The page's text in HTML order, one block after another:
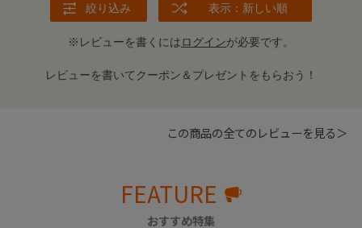
絞り込み 表示：新しい順
※レビューを書くにはログインが必要です。
レビューを書いてクーポン＆プレゼントをもらおう！
この商品の全てのレビューを見る＞
FEATURE
おすすめ特集